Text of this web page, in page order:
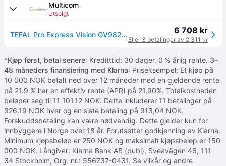
Multicom
Utsolgt
TEFAL Pro Express Vision GV9821 Dampstrygejern 3000 W 1.2 L sort/grå (GV9821E0) 6 708 kr
Eller 3 betalinger av 2 311 kr
*Kjøp først, betal senere: Kreditttid: 30 dager. 0 % årlig rente. 3–
48 måneders finansiering med Klarna: Priseksempel: Et kjøp på
10 000 NOK betalt ned over 12 måneder med en gjeldende rente
på 21.9 % har en effektiv rente (APR) på 21,90%. Totalkostnaden
beløper seg til 11 101.12 NOK. Dette inkluderer 11 betalinger på
926.19 NOK hver og en siste betaling på 913,04 NOK.
Forskuddsbetaling kan være nødvendig. Dette gjelder kun for
innbyggere i Norge over 18 år. Forutsetter godkjenning av Klarna.
Minimum kjøpsbeløp er 250 NOK og maksimalt kjøpsbeløp er 150
000 NOK. Långiver: Klarna Bank AB (publ), Sveavägen 46, 111
34 Stockholm, Org. nr.: 556737-0431. Se vilkår og andre